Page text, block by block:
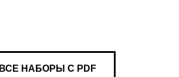
ВСЕ НАБОРЫ С PDF